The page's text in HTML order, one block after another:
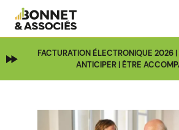
FACTURATION ÉLECTRONIQUE 2026
ANTICIPER | ÊTRE